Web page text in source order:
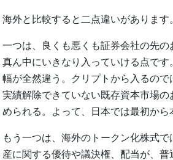
海外と比較すると二点違いがあります
一つは、良くも悪くも証券会社の先
真ん中にいきなり入っていける点で
幅が全然違う。クリプトから入るので
実績解除できていない既存資本市場
められる。よって、日本では最初から
もう一つは、海外のトークン化株式
産に関する優待や議決権、配当が、普